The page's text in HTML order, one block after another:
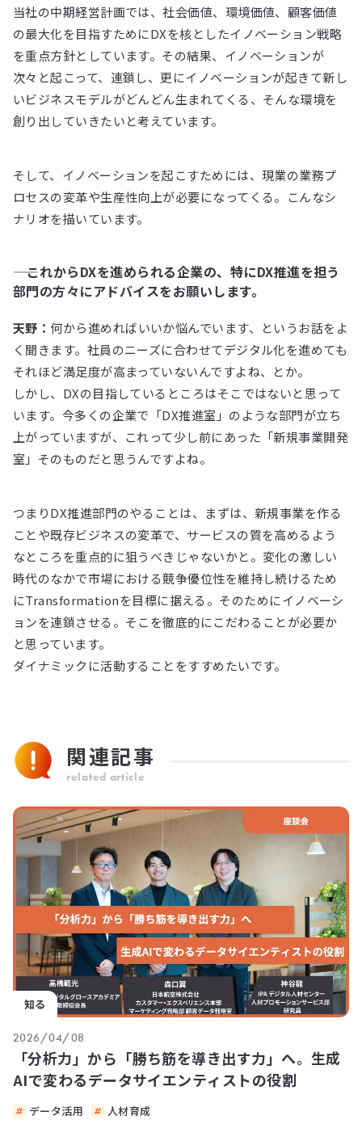
当社の中期経営計画では、社会価値、環境価値、顧客価値
の最大化を目指すためにDXを核としたイノベーション戦略
を重点方針としています。その結果、イノベーションが
次々と起こって、連鎖し、更にイノベーションが起きて新し
いビジネスモデルがどんどん生まれてくる、そんな環境を
創り出していきたいと考えています。
そして、イノベーションを起こすためには、現業の業務プ
ロセスの変革や生産性向上が必要になってくる。こんなシ
ナリオを描いています。
―― これからDXを進められる企業の、特にDX推進を担う
部門の方々にアドバイスをお願いします。
天野： 何から進めればいいか悩んでいます、というお話をよ
く聞きます。社員のニーズに合わせてデジタル化を進めても
それほど満足度が高まっていないんですよね、とか。
しかし、DXの目指しているところはそこではないと思って
います。今多くの企業で「DX推進室」のような部門が立ち
上がっていますが、これって少し前にあった「新規事業開発
室」そのものだと思うんですよね。
つまりDX推進部門のやることは、まずは、新規事業を作る
ことや既存ビジネスの変革で、サービスの質を高めるよう
なところを重点的に狙うべきじゃないかと。変化の激しい
時代のなかで市場における競争優位性を維持し続けるため
にTransformationを目標に据える。そのためにイノベーシ
ョンを連鎖させる。そこを徹底的にこだわることが必要か
と思っています。
ダイナミックに活動することをすすめたいです。
関連記事
related article
知る
2026/04/08
「分析力」から「勝ち筋を導き出す力」へ。生成
AIで変わるデータサイエンティストの役割
データ活用 人材育成